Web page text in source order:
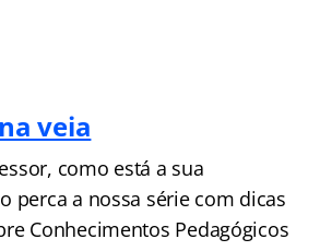
veia
como está a sua
perca a nossa série com dicas
Conhecimentos Pedagógicos